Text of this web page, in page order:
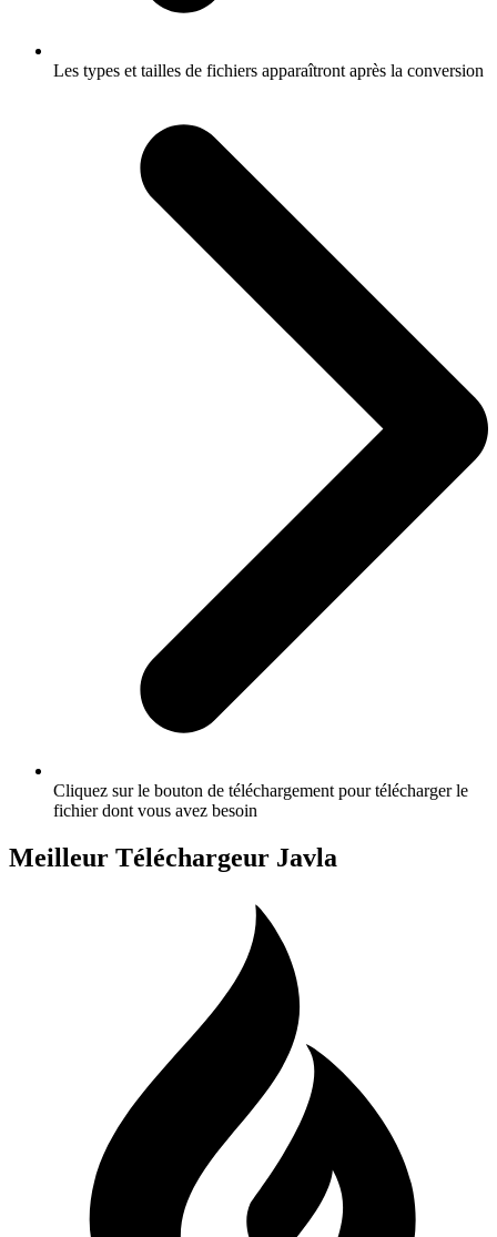
Les types et tailles de fichiers apparaîtront après la conversion
Cliquez sur le bouton de téléchargement pour télécharger le
fichier dont vous avez besoin
Meilleur Téléchargeur Javla